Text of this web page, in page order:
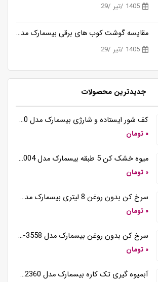
1405 /تیر /29
مقایسه گوشت کوب های برقی بیسمارک مدل BM3315 و BM3316
1405 /تیر /29
جدیدترین محصولات
کف شور ایستاده و شارژی بیسمارک مدل BM5510
۰ تومان
میوه خشک کن 5 طبقه بیسمارک مدل BM3004
۰ تومان
سرخ کن بدون روغن 8 لیتری بیسمارک مدل BM3570
۰ تومان
سرخ کن بدون روغن بیسمارک مدل BM-3558
۰ تومان
آبمیوه گیری تک کاره بیسمارک مدل BM2360